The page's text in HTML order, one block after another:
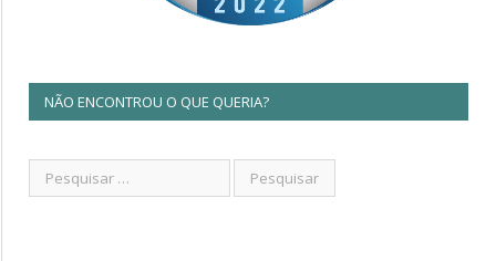
NÃO ENCONTROU O QUE QUERIA?